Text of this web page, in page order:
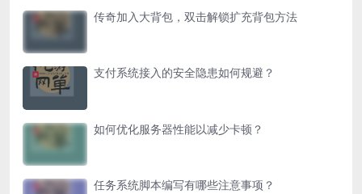
传奇加入大背包，双击解锁扩充背包方法
支付系统接入的安全隐患如何规避？
如何优化服务器性能以减少卡顿？
任务系统脚本编写有哪些注意事项？